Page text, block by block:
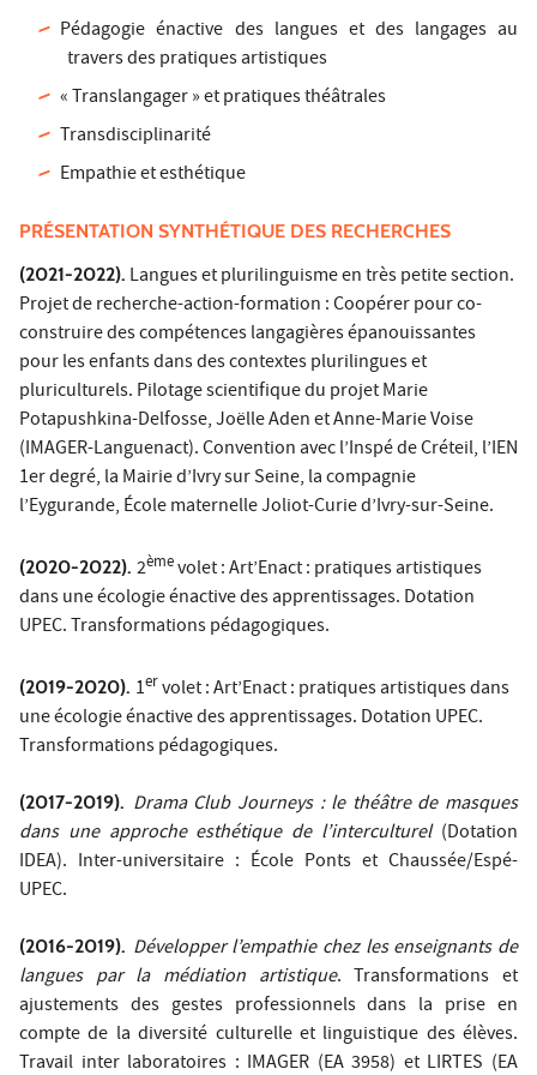
Pédagogie énactive des langues et des langages au
travers des pratiques artistiques
« Translangager » et pratiques théâtrales
Transdisciplinarité
Empathie et esthétique
PRÉSENTATION SYNTHÉTIQUE DES RECHERCHES
(2021-2022). Langues et plurilinguisme en très petite section.
Projet de recherche-action-formation : Coopérer pour co-
construire des compétences langagières épanouissantes
pour les enfants dans des contextes plurilingues et
pluriculturels. Pilotage scientifique du projet Marie
Potapushkina-Delfosse, Joëlle Aden et Anne-Marie Voise
(IMAGER-Languenact). Convention avec l’Inspé de Créteil, l’IEN
1er degré, la Mairie d’Ivry sur Seine, la compagnie
l’Eygurande, École maternelle Joliot-Curie d’Ivry-sur-Seine.
(2020-2022). 2èmevolet : Art’Enact : pratiques artistiques
dans une écologie énactive des apprentissages. Dotation
UPEC. Transformations pédagogiques.
(2019-2020). 1ervolet : Art’Enact : pratiques artistiques dans
une écologie énactive des apprentissages. Dotation UPEC.
Transformations pédagogiques.
(2017-2019). Drama Club Journeys : le théâtre de masques
dans une approche esthétique de l’interculturel(Dotation
IDEA). Inter-universitaire : École Ponts et Chaussée/Espé-
UPEC.
(2016-2019). Développer l’empathie chez les enseignants de
langues par la médiation artistique. Transformations et
ajustements des gestes professionnels dans la prise en
compte de la diversité culturelle et linguistique des élèves.
Travail inter laboratoires : IMAGER (EA 3958) et LIRTES (EA